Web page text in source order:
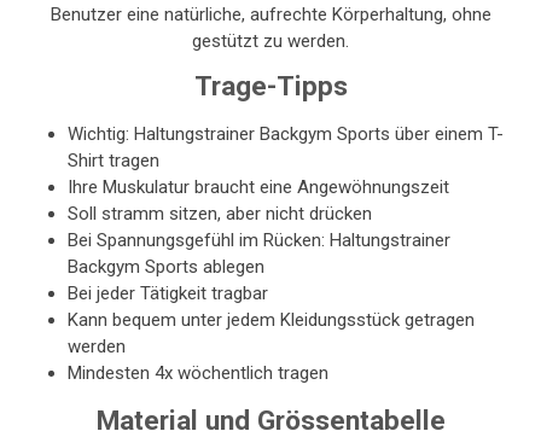
Benutzer eine natürliche, aufrechte Körperhaltung, ohne
gestützt zu werden.
Trage-Tipps
Wichtig: Haltungstrainer Backgym Sports über einem T-
Shirt tragen
Ihre Muskulatur braucht eine Angewöhnungszeit
Soll stramm sitzen, aber nicht drücken
Bei Spannungsgefühl im Rücken: Haltungstrainer
Backgym Sports ablegen
Bei jeder Tätigkeit tragbar
Kann bequem unter jedem Kleidungsstück getragen
werden
Mindesten 4x wöchentlich tragen
Material und Grössentabelle